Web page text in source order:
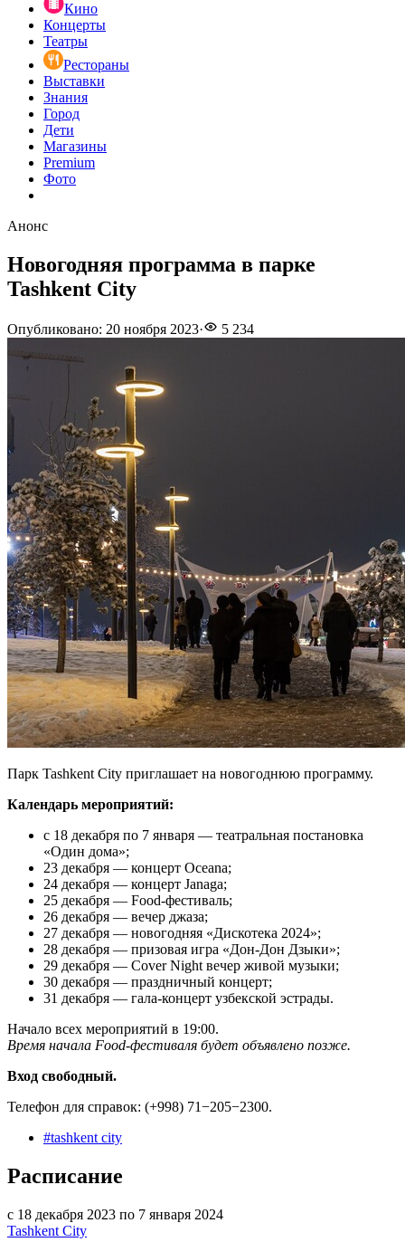
Кино
Концерты
Театры
Рестораны
Выставки
Знания
Город
Дети
Магазины
Premium
Фото
Анонс
Новогодняя программа в парке
Tashkent City
Опубликовано: 20 ноября 2023· 5 234
Парк Tashkent City приглашает на новогоднюю программу.
Календарь мероприятий:
с 18 декабря по 7 января — театральная постановка
«Один дома»;
23 декабря — концерт Oceana;
24 декабря — концерт Janaga;
25 декабря — Food-фестиваль;
26 декабря — вечер джаза;
27 декабря — новогодняя «Дискотека 2024»;
28 декабря — призовая игра «Дон-Дон Дзыки»;
29 декабря — Cover Night вечер живой музыки;
30 декабря — праздничный концерт;
31 декабря — гала-концерт узбекской эстрады.
Начало всех мероприятий в 19:00.
Время начала Food-фестиваля будет объявлено позже.
Вход свободный.
Телефон для справок: (+998) 71−205−2300.
#tashkent city
Расписание
с 18 декабря 2023 по 7 января 2024
Tashkent City